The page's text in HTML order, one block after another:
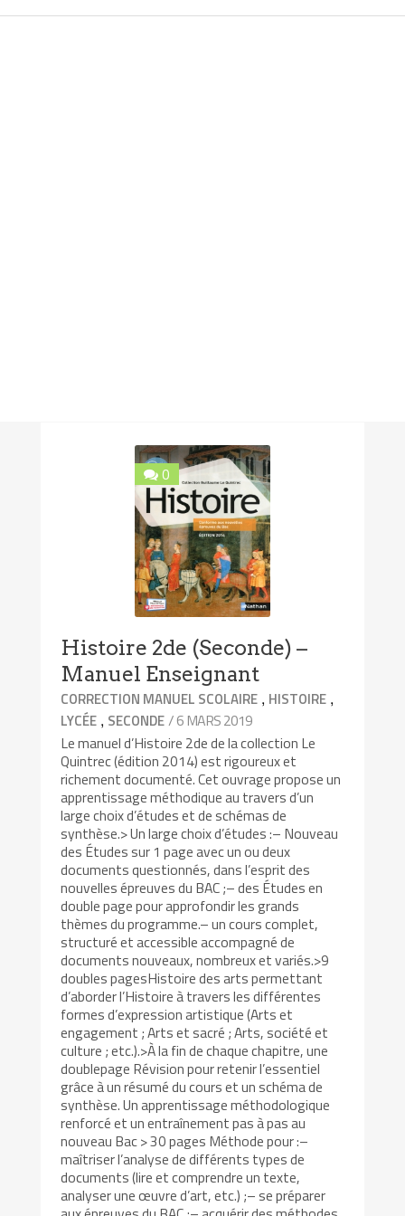
0
Histoire 2de (Seconde) –
Manuel Enseignant
CORRECTION MANUEL SCOLAIRE , HISTOIRE ,
LYCÉE , SECONDE/ 6 MARS 2019
Le manuel d’Histoire 2de de la collection Le
Quintrec (édition 2014) est rigoureux et
richement documenté. Cet ouvrage propose un
apprentissage méthodique au travers d’un
large choix d’études et de schémas de
synthèse.> Un large choix d’études :– Nouveau
des Études sur 1 page avec un ou deux
documents questionnés, dans l’esprit des
nouvelles épreuves du BAC ;– des Études en
double page pour approfondir les grands
thèmes du programme.– un cours complet,
structuré et accessible accompagné de
documents nouveaux, nombreux et variés.>9
doubles pagesHistoire des arts permettant
d’aborder l’Histoire à travers les différentes
formes d’expression artistique (Arts et
engagement ; Arts et sacré ; Arts, société et
culture ; etc.).>À la fin de chaque chapitre, une
doublepage Révision pour retenir l’essentiel
grâce à un résumé du cours et un schéma de
synthèse. Un apprentissage méthodologique
renforcé et un entraînement pas à pas au
nouveau Bac > 30 pages Méthode pour :–
maîtriser l’analyse de différents types de
documents (lire et comprendre un texte,
analyser une œuvre d’art, etc.) ;– se préparer